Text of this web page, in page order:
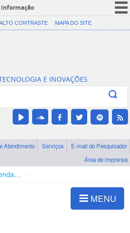
informação
CORONAVÍRUS (COVID-19)
Canais
ALTO CONTRASTE MAPA DO SITE
E INOVAÇÕES
Atendimento Serviços
E-mail do Pesquisador
Área de imprensa
Agenda de autoridades
MENU